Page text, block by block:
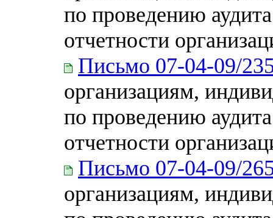
по проведению
отчетности
Письмо 07-04-09/
организациям,
по проведению
отчетности
Письмо 07-04-09/
организациям,